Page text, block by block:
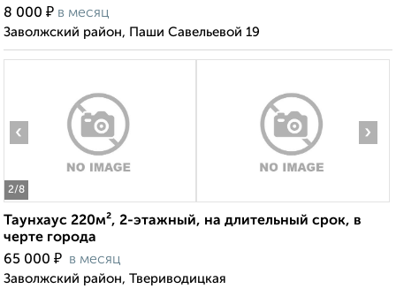
8 000 ₽ в месяц
Заволжский район, Паши Савельевой 19
2/8
‹ ›
Таунхаус 220м², 2-этажный, на длительный срок, в
черте города
65 000 ₽ в месяц
Заволжский район, Твериводицкая